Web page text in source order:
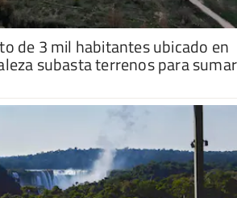
de 3 mil habitantes ubicado en
subasta terrenos para sumar